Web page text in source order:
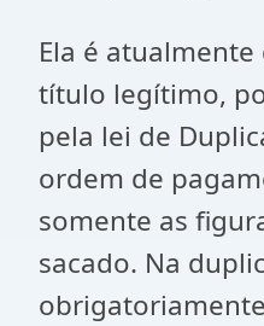
Ela é
título legítimo,
pela lei de
ordem de
somente as
sacado. Na